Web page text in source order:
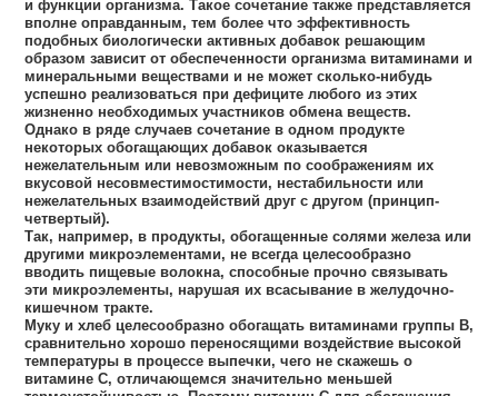
и функции организма. Такое сочетание также представляется
вполне оправданным, тем более что эффективность
подобных биологически активных добавок решающим
образом зависит от обеспеченности организма витаминами и
минеральными веществами и не может сколько-нибудь
успешно реализоваться при дефиците любого из этих
жизненно необходимых участников обмена веществ.
Однако в ряде случаев сочетание в одном продукте
некоторых обогащающих добавок оказывается
нежелательным или невозможным по соображениям их
вкусовой несовместимостимости, нестабильности или
нежелательных взаимодействий друг с другом (принцип-
четвертый).
Так, например, в продукты, обогащенные солями железа или
другими микроэлементами, не всегда целесообразно
вводить пищевые волокна, способные прочно связывать
эти микроэлементы, нарушая их всасывание в желудочно-
кишечном тракте.
Муку и хлеб целесообразно обогащать витаминами группы В,
сравнительно хорошо переносящими воздействие высокой
температуры в процессе выпечки, чего не скажешь о
витамине С, отличающемся значительно меньшей